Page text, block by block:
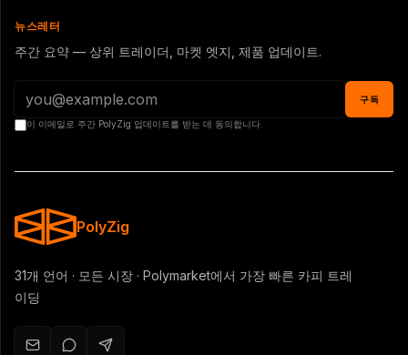
뉴스레터
주간 요약 — 상위 트레이더, 마켓 엣지, 제품 업데이트.
구독
이 이메일로 주간 PolyZig 업데이트를 받는 데 동의합니다.
PolyZig
31개 언어 · 모든 시장 · Polymarket에서 가장 빠른 카피 트레
이딩